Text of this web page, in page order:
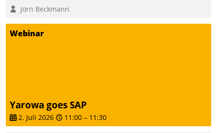
Jörn Beckmann
Webinar
Yarowa goes SAP
2. Juli 2026 11:00 – 11:30